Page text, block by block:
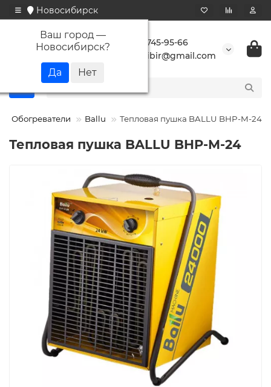
Новосибирск
Ваш город —
Новосибирск?
+7 923 745-95-66
buransibir@gmail.com
Обогреватели Ballu Тепловая пушка BALLU BHP-M-24
Тепловая пушка BALLU BHP-M-24